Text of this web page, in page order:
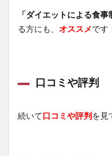
「ダイエットによる食事
る方にも、 オススメ です
口コミや評判
続いて 口コミや評判 を見